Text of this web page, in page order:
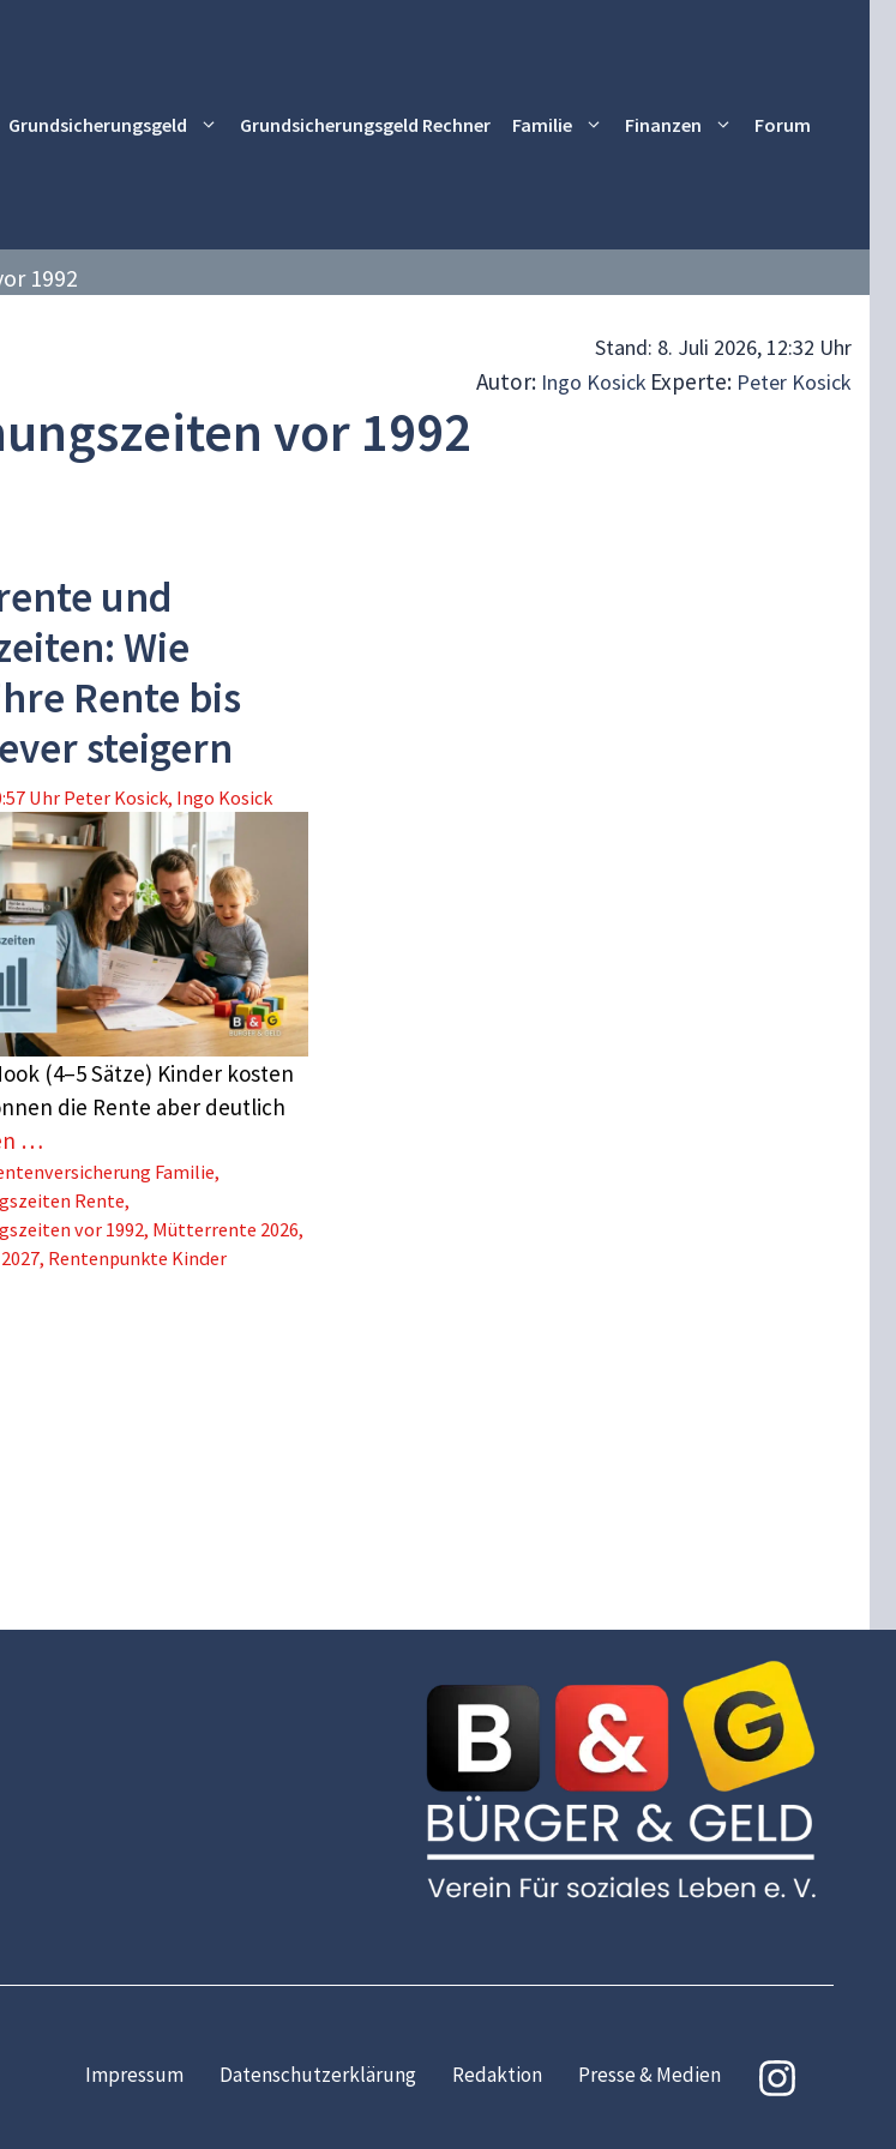
Grundsicherungsgeld Grundsicherungsgeld Rechner Familie Finanzen Forum
1992
Stand: 8. Juli 2026, 12:32 Uhr
Autor: Ingo Kosick Experte: Peter Kosick
vor 1992
und
Wie
Rente bis
steigern
UhrPeter Kosick, Ingo Kosick
(4–5 Sätze) Kinder kosten
die Rente aber deutlich
…
Familie,
Rente,
vor 1992, Mütterrente 2026,
, Rentenpunkte Kinder
Impressum Datenschutzerklärung Redaktion Presse & Medien